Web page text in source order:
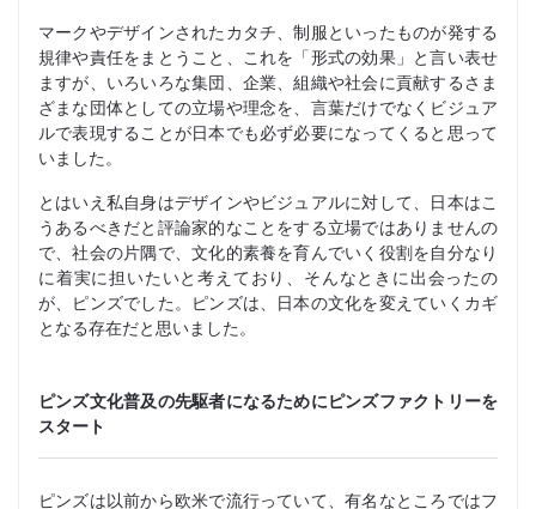
マークやデザインされたカタチ、制服といったものが発する
規律や責任をまとうこと、これを「形式の効果」と言い表せ
ますが、いろいろな集団、企業、組織や社会に貢献するさま
ざまな団体としての立場や理念を、言葉だけでなくビジュア
ルで表現することが日本でも必ず必要になってくると思って
いました。
とはいえ私自身はデザインやビジュアルに対して、日本はこ
うあるべきだと評論家的なことをする立場ではありませんの
で、社会の片隅で、文化的素養を育んでいく役割を自分なり
に着実に担いたいと考えており、そんなときに出会ったの
が、ピンズでした。ピンズは、日本の文化を変えていくカギ
となる存在だと思いました。
ピンズ文化普及の先駆者になるためにピンズファクトリーを
スタート
ピンズは以前から欧米で流行っていて、有名なところではフ